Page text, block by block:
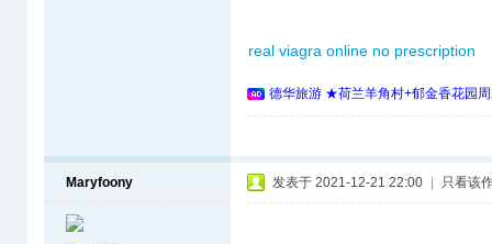
real viagra online no prescription
德华旅游 ★荷兰羊角村+郁金香花园
Maryfoony 发表于 2021-12-21 22:00 只看该